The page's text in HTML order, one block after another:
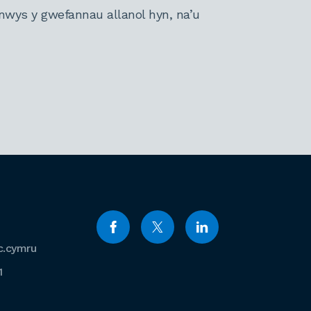
y gwefannau allanol hyn, na’u